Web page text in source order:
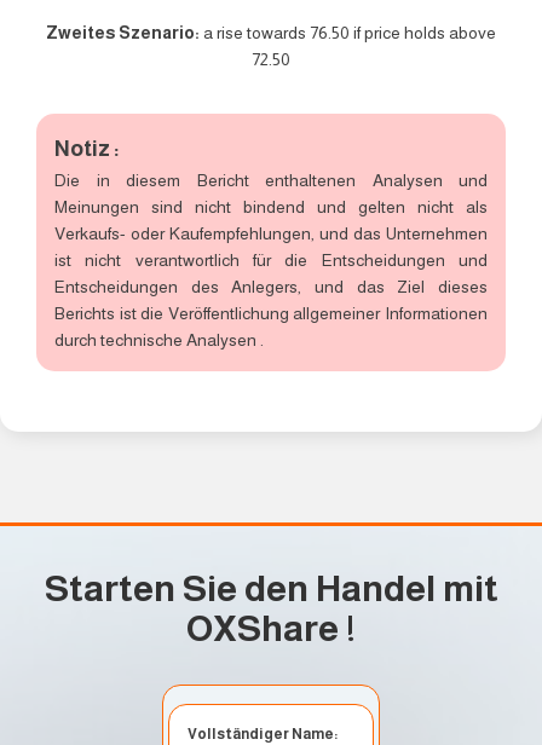
Zweites Szenario: a rise towards 76.50 if price holds above
72.50
Notiz :
Die in diesem Bericht enthaltenen Analysen und
Meinungen sind nicht bindend und gelten nicht als
Verkaufs- oder Kaufempfehlungen, und das Unternehmen
ist nicht verantwortlich für die Entscheidungen und
Entscheidungen des Anlegers, und das Ziel dieses
Berichts ist die Veröffentlichung allgemeiner Informationen
durch technische Analysen .
Starten Sie den Handel mit
OXShare !
Vollständiger Name: